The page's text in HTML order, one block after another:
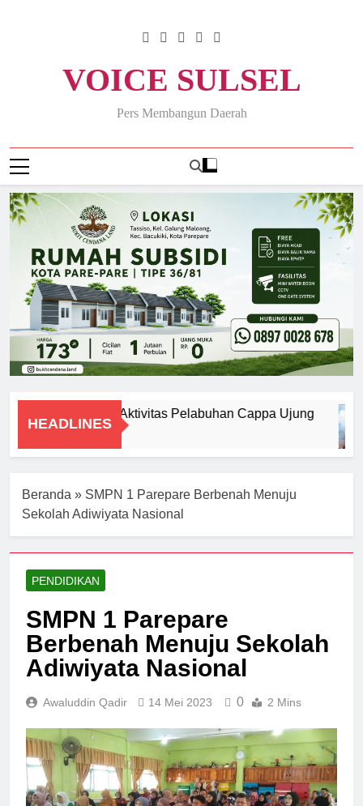
VOICE SULSEL
Pers Membangun Daerah
HEADLINES
DPRD Soroti Aktivitas Pelabuhan Cappa Ujung
Beranda » SMPN 1 Parepare Berbenah Menuju
Sekolah Adiwiyata Nasional
PENDIDIKAN
SMPN 1 Parepare
Berbenah Menuju Sekolah
Adiwiyata Nasional
Awaluddin Qadir 14 Mei 2023 0 2 Mins